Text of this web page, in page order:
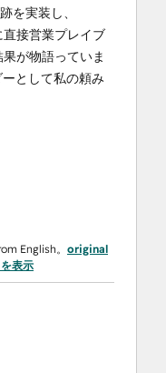
を実装し、
接営業プレイブ
が物語っていま
として私の頼み
English。 original
表示